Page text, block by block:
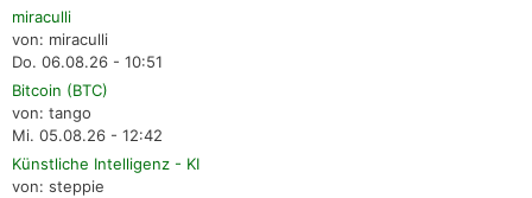
miraculli
von: miraculli
Do. 06.08.26 - 10:51
Bitcoin (BTC)
von: tango
Mi. 05.08.26 - 12:42
Künstliche Intelligenz - KI
von: steppie